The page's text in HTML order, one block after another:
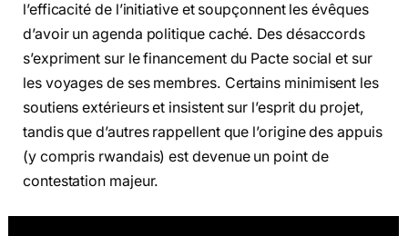
l’efficacité de l’initiative et soupçonnent les évêques
d’avoir un agenda politique caché. Des désaccords
s’expriment sur le financement du Pacte social et sur
les voyages de ses membres. Certains minimisent les
soutiens extérieurs et insistent sur l’esprit du projet,
tandis que d’autres rappellent que l’origine des appuis
(y compris rwandais) est devenue un point de
contestation majeur.